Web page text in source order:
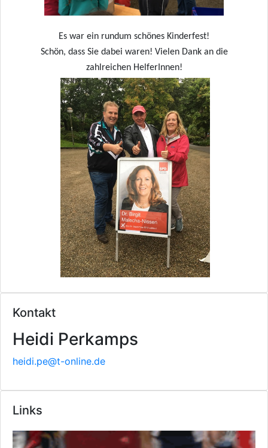
Kontakt
Heidi Perkamps
heidi.pe@t-online.de
Links
Es war ein rundum schönes Kinderfest!
Schön, dass Sie dabei waren! Vielen Dank an die
zahlreichen HelferInnen!